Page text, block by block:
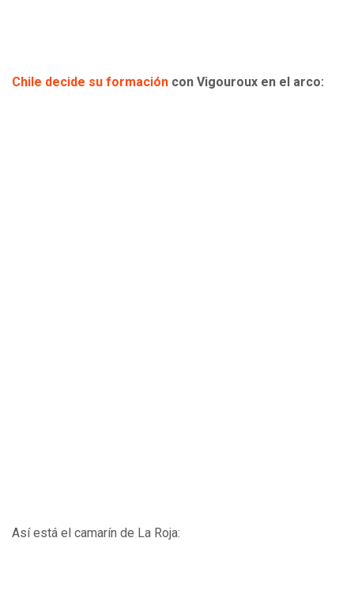
Chile decide su formación con Vigouroux en el arco:
Así está el camarín de La Roja: